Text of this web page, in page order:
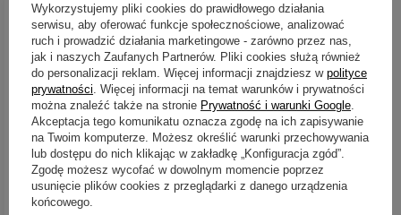
CHWILOWO NIEDOSTĘPNY
Klapki Delphin OutLINE
CARP / rozmiar 39
47,44 zł
Kup za: 1565.52
Wykorzystujemy pliki cookies do prawidłowego działania
serwisu, aby oferować funkcje społecznościowe, analizować
ruch i prowadzić działania marketingowe - zarówno przez nas,
jak i naszych Zaufanych Partnerów. Pliki cookies służą również
do personalizacji reklam. Więcej informacji znajdziesz w polityce
prywatności . Więcej informacji na temat warunków i prywatności
można znaleźć także na stronie Prywatność i warunki Google
Akceptacja tego komunikatu oznacza zgodę na ich zapisywanie
na Twoim komputerze. Możesz określić warunki przechowywania
lub dostępu do nich klikając w zakładkę „Konfiguracja zgód”.
Zgodę możesz wycofać w dowolnym momencie poprzez
usunięcie plików cookies z przeglądarki z danego urządzenia
końcowego.